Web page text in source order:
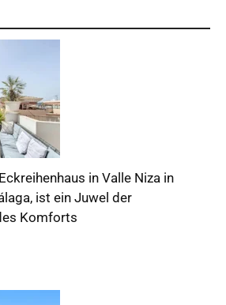
in Valle Niza in
ist ein Juwel der
Komforts